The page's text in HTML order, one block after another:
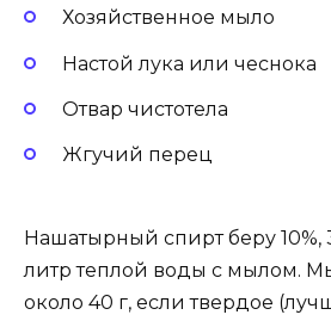
Хозяйственное мыло
Настой лука или чеснока
Отвар чистотела
Жгучий перец
Нашатырный спирт беру 10%,
литр теплой воды с мылом.
около 40 г, если твердое